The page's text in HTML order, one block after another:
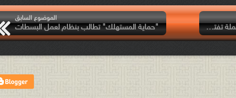
شمول 975 عاملاً جديداً بالضمان بعد حملة تفتيش
الموضوع السابق
"حماية المستهلك" تطالب بنظام لعمل البسطات